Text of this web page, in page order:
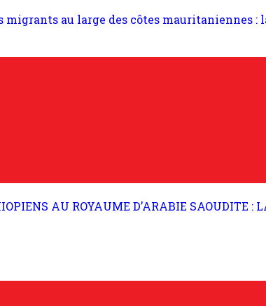
au large des côtes mauritaniennes :
AU ROYAUME D’ARABIE SAOUDITE :